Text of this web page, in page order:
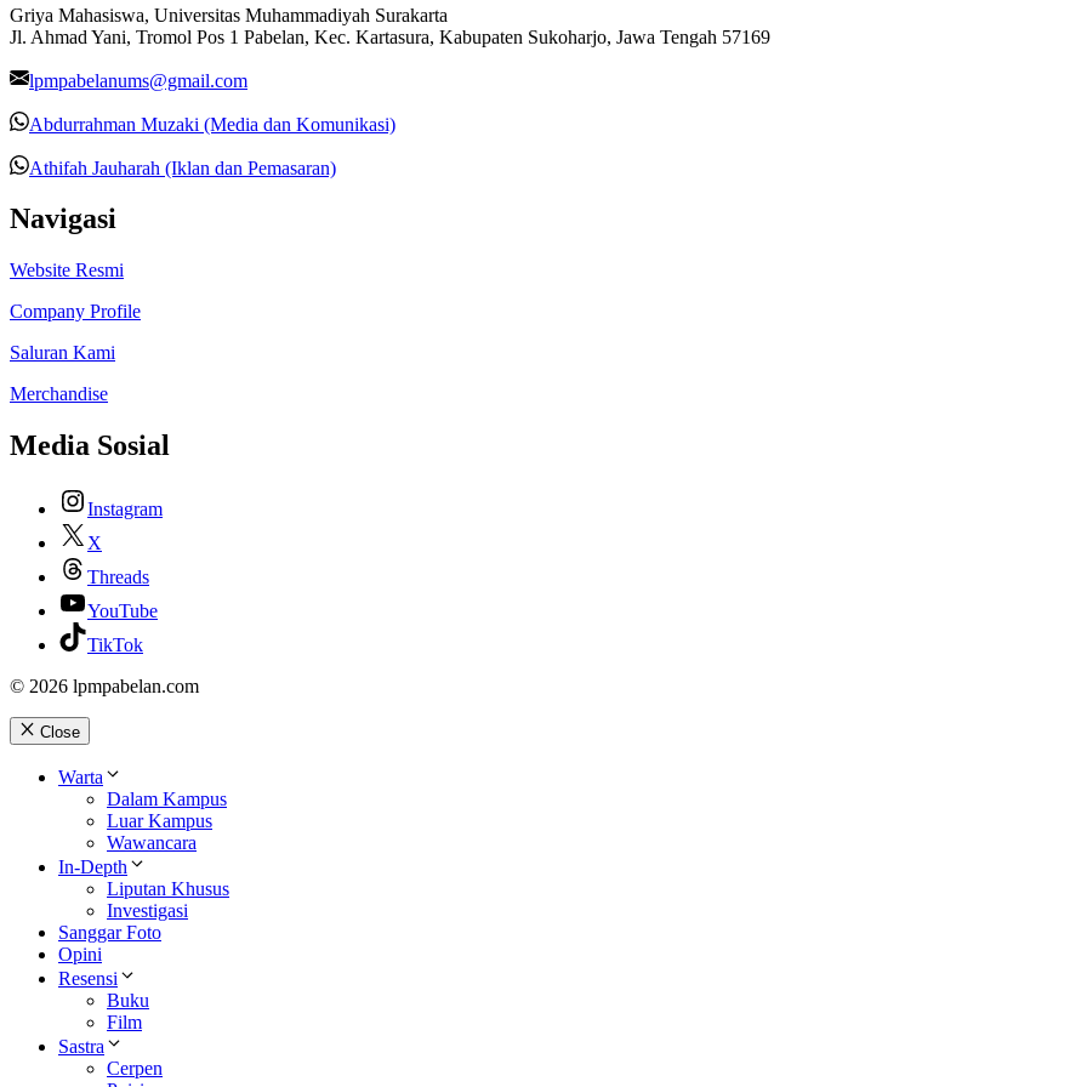
Griya Mahasiswa, Universitas Muhammadiyah Surakarta
Jl. Ahmad Yani, Tromol Pos 1 Pabelan, Kec. Kartasura, Kabupaten Sukoharjo, Jawa Tengah 57169
lpmpabelanums@gmail.com
Abdurrahman Muzaki (Media dan Komunikasi)
Athifah Jauharah (Iklan dan Pemasaran)
Navigasi
Website Resmi
Company Profile
Saluran Kami
Merchandise
Media Sosial
Instagram
X
Threads
YouTube
TikTok
© 2026 lpmpabelan.com
Close
Warta
Dalam Kampus
Luar Kampus
Wawancara
In-Depth
Liputan Khusus
Investigasi
Sanggar Foto
Opini
Resensi
Buku
Film
Sastra
Cerpen